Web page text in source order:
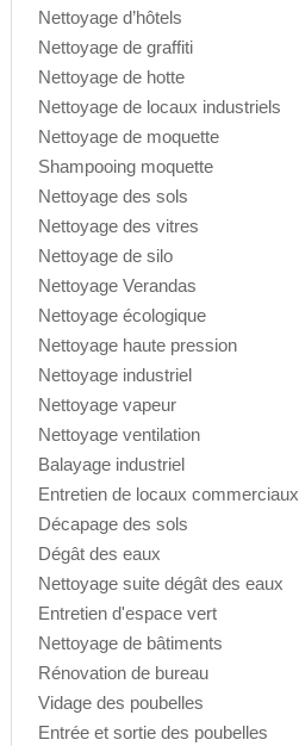
Nettoyage d’hôtels
Nettoyage de graffiti
Nettoyage de hotte
Nettoyage de locaux industriels
Nettoyage de moquette
Shampooing moquette
Nettoyage des sols
Nettoyage des vitres
Nettoyage de silo
Nettoyage Verandas
Nettoyage écologique
Nettoyage haute pression
Nettoyage industriel
Nettoyage vapeur
Nettoyage ventilation
Balayage industriel
Entretien de locaux commerciaux
Décapage des sols
Dégât des eaux
Nettoyage suite dégât des eaux
Entretien d'espace vert
Nettoyage de bâtiments
Rénovation de bureau
Vidage des poubelles
Entrée et sortie des poubelles